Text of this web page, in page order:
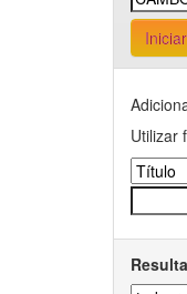
Utilizar